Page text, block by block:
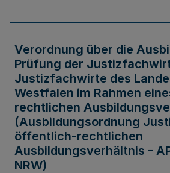
Verordnung über die
Prüfung der
Justizfachwirte des
Westfalen im Rahmen
rechtlichen
(Ausbildungsordnung
öffentlich-rechtlichen
Ausbildungsverhältnis -
NRW)